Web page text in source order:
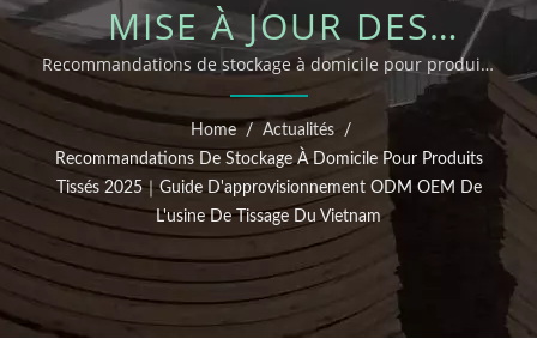
MISE À JOUR DES
NOUVELLES
WOODEVER :
RECOMMANDATIONS
DE STOCKAGE À
DOMICILE POUR
PRODUITS TISSÉS 2025
Recommandations de stockage à domicile pour produits
tissés 2025｜Guide d'approvisionnement ODM OEM de
l'usine de tissage du Vietnam
Home / Actualités
/
Recommandations De Stockage À Domicile Pour Produits
Tissés 2025｜Guide D'approvisionnement ODM OEM De
L'usine De Tissage Du Vietnam